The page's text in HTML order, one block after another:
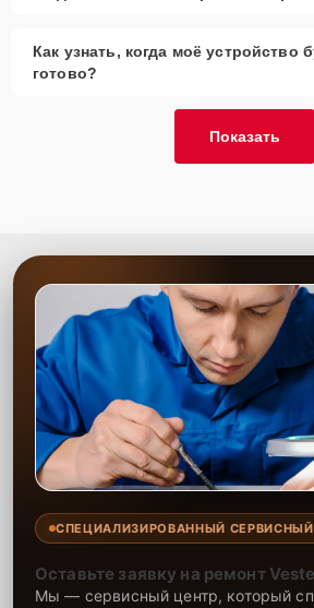
Как узнать, когда моё устройство
готово?
Показать
СПЕЦИАЛИЗИРОВАННЫЙ СЕРВИСНЫЙ
Оставьте заявку на ремонт
Мы — сервисный центр, который